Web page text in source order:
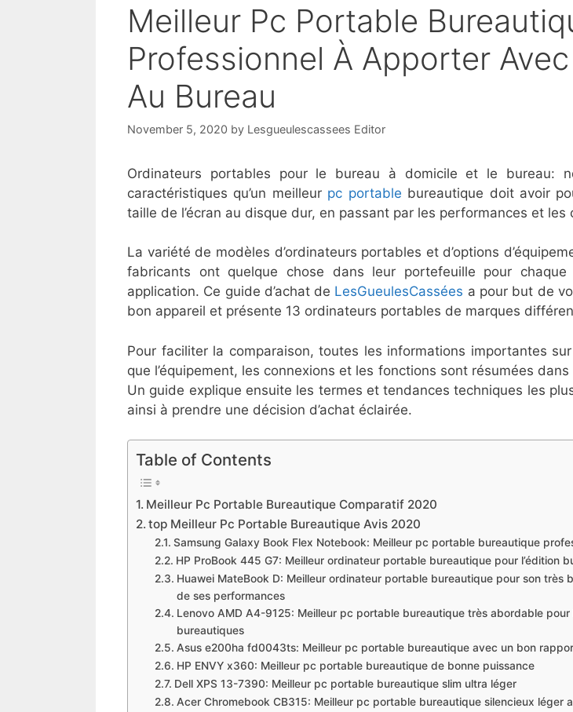
Meilleur Pc Portable
Professionnel À Apporter
Au Bureau
November 5, 2020 by Lesgueulescassees Editor
Ordinateurs portables pour le bureau à domicile et le bureau:
caractéristiques qu’un meilleur pc portable bureautique doit avoir
taille de l’écran au disque dur, en passant par les performances et les
La variété de modèles d’ordinateurs portables et d’options
fabricants ont quelque chose dans leur portefeuille pour
application. Ce guide d’achat de LesGueulesCassées a pour but de
bon appareil et présente 13 ordinateurs portables de marques
Pour faciliter la comparaison, toutes les informations importantes
que l’équipement, les connexions et les fonctions sont résumées
Un guide explique ensuite les termes et tendances techniques les
ainsi à prendre une décision d’achat éclairée.
Table of Contents
Meilleur Pc Portable Bureautique Comparatif 2020
top Meilleur Pc Portable Bureautique Avis 2020
​Samsung Galaxy Book Flex Notebook: Meilleur pc portable bureautique
​HP ProBook 445 G7: Meilleur ordinateur portable bureautique pour l’édition
​Huawei MateBook D: Meilleur ordinateur portable bureautique pour son très
de ses performances
​Lenovo AMD A4-9125: Meilleur pc portable bureautique très abordable
bureautiques
​Asus e200ha fd0043ts: Meilleur pc portable bureautique avec un bon
​HP ENVY x360: Meilleur pc portable bureautique de bonne puissance
​Dell XPS 13-7390: Meilleur pc portable bureautique slim ultra léger
​Acer Chromebook CB315: Meilleur pc portable bureautique silencieux léger